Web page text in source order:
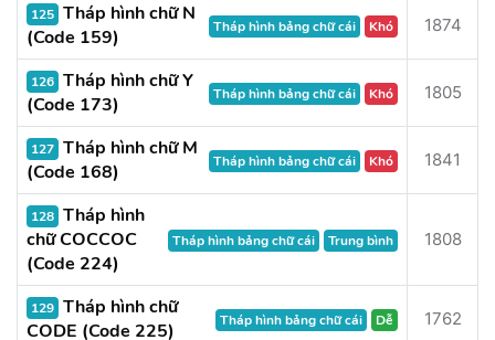
125 Tháp hình chữ N
(Code 159)
Tháp hình bảng chữ cái Khó 1874
126 Tháp hình chữ Y
(Code 173)
Tháp hình bảng chữ cái Khó 1805
127 Tháp hình chữ M
(Code 168)
Tháp hình bảng chữ cái Khó 1841
128 Tháp hình
chữ COCCOC
(Code 224)
Tháp hình bảng chữ cái Trung bình 1808
129 Tháp hình chữ
CODE (Code 225)
Tháp hình bảng chữ cái Dễ 1762